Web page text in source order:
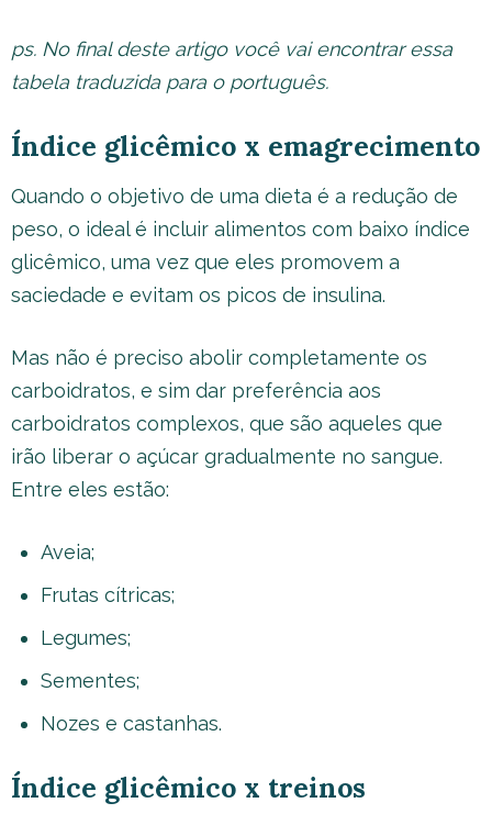
ps. No final deste artigo você vai encontrar essa
tabela traduzida para o português.
Índice glicêmico x emagrecimento
Quando o objetivo de uma dieta é a redução de
peso, o ideal é incluir alimentos com baixo índice
glicêmico, uma vez que eles promovem a
saciedade e evitam os picos de insulina.
Mas não é preciso abolir completamente os
carboidratos, e sim dar preferência aos
carboidratos complexos, que são aqueles que
irão liberar o açúcar gradualmente no sangue.
Entre eles estão:
Aveia;
Frutas cítricas;
Legumes;
Sementes;
Nozes e castanhas.
Índice glicêmico x treinos